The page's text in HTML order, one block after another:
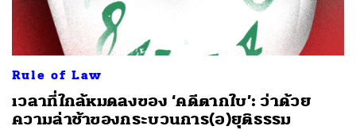
Rule of Law
เวลาที่ใกล้หมดลงของ ‘คดีตากใบ’: ว่าด้วย
ความล่าช้าของกระบวนการ(อ)ยุติธรรม